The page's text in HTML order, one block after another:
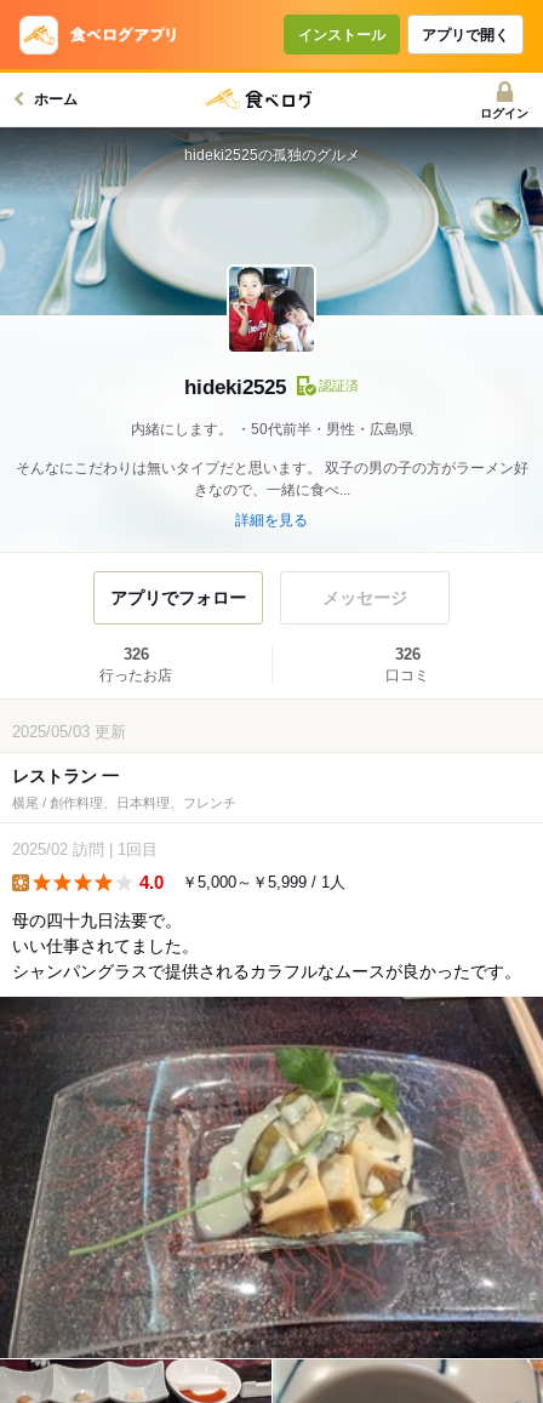
インストール アプリで開く
ホーム
ログイン
hideki2525 認証済
内緒にします。 50代前半・男性・広島県
そんなにこだわりは無いタイプだと思います。 双子の男の子の方がラーメン好
きなので、一緒に食べ...
詳細を見る
hideki2525の孤独のグルメ
アプリでフォロー メッセージ
326
行ったお店
326
口コミ
2025/05/03 更新
レストラン 一
横尾 / 創作料理、日本料理、フレンチ
2025/02 訪問 1回目
4.0 ￥5,000～￥5,999 / 1人
母の四十九日法要で。
いい仕事されてました。
シャンパングラスで提供されるカラフルなムースが良かったです。